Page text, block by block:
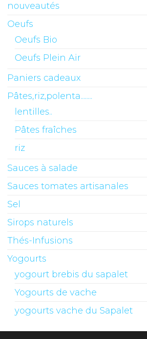
nouveautés
Oeufs
Oeufs Bio
Oeufs Plein Air
Paniers cadeaux
Pâtes,riz,polenta........
lentilles..
Pâtes fraîches
riz
Sauces à salade
Sauces tomates artisanales
Sel
Sirops naturels
Thés-Infusions
Yogourts
yogourt brebis du sapalet
Yogourts de vache
yogourts vache du Sapalet